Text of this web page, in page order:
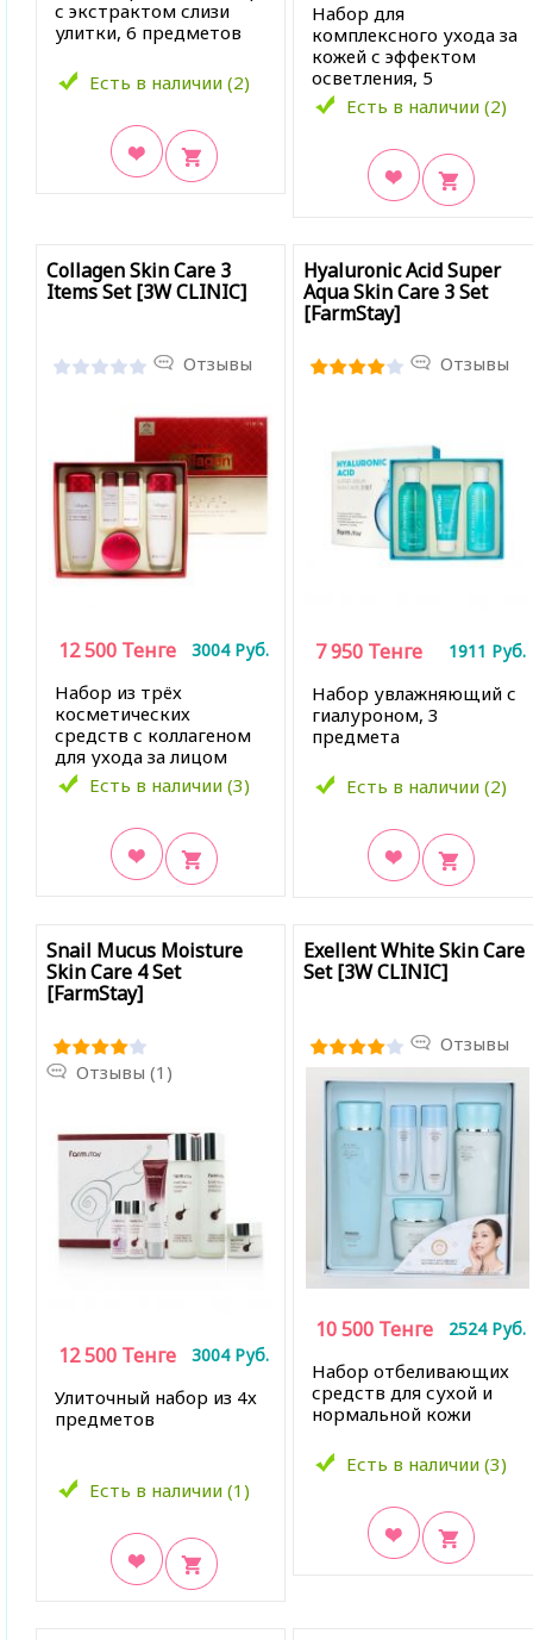
с экстрактом слизи
улитки, 6 предметов
Есть в наличии (2)
Набор для
комплексного ухода за
кожей с эффектом
осветления, 5
предметов
Есть в наличии (2)
Collagen Skin Care 3
Items Set [3W CLINIC]
Отзывы
Набор из трёх
косметических
средств с коллагеном
для ухода за лицом
Есть в наличии (3)
12 500 Тенге 3004 Руб.
Hyaluronic Acid Super
Aqua Skin Care 3 Set
[FarmStay]
Отзывы
Набор увлажняющий с
гиалуроном, 3
предмета
Есть в наличии (2)
7 950 Тенге 1911 Руб.
Snail Mucus Moisture
Skin Care 4 Set
[FarmStay]
Отзывы (1)
Улиточный набор из 4х
предметов
Есть в наличии (1)
12 500 Тенге 3004 Руб.
Exellent White Skin Care
Set [3W CLINIC]
Отзывы
Набор отбеливающих
средств для сухой и
нормальной кожи
Есть в наличии (3)
10 500 Тенге 2524 Руб.